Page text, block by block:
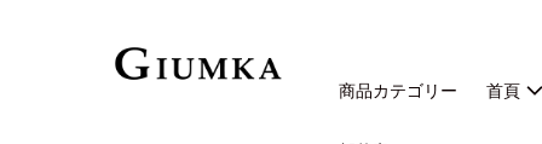
商品カテゴリー 首頁